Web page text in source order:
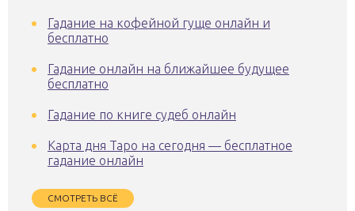
Гадание на кофейной гуще онлайн и
бесплатно
Гадание онлайн на ближайшее будущее
бесплатно
Гадание по книге судеб онлайн
Карта дня Таро на сегодня — бесплатное
гадание онлайн
СМОТРЕТЬ ВСЁ